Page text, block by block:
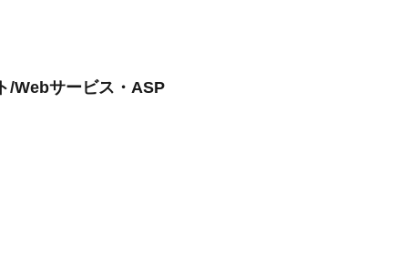
/Webサービス・ASP